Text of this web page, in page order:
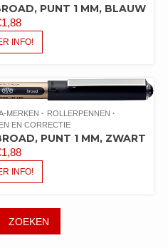
PUNT 1 MM, BLAUW
1,88
INFO!
MERKEN
ROLLERPENNEN
EN CORRECTIE
PUNT 1 MM, ZWART
1,88
INFO!
ZOEKEN